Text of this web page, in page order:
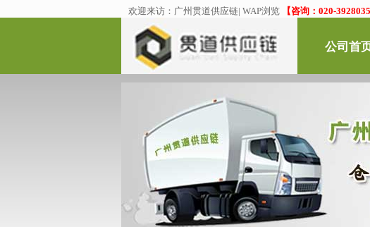
欢迎来访： 广州贯道供应链| WAP浏览 【咨询：020-
公司首